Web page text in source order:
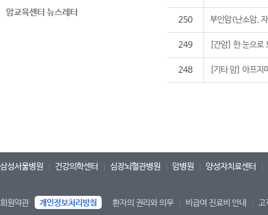
암교육센터 뉴스레터
250 부인암(난소암,
249 [간암] 한 눈으로
248 [기타 암] 아프
삼성서울병원 건강의학센터 심장뇌혈관병원 암병원 양성자치료센터
회원약관 개인정보처리방침 환자의 권리와 의무 비급여 진료비 안내 고